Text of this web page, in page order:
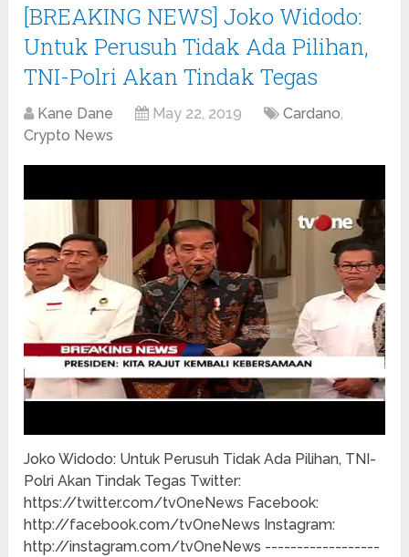
[BREAKING NEWS] Joko Widodo:
Untuk Perusuh Tidak Ada Pilihan,
TNI-Polri Akan Tindak Tegas
Kane Dane May 22, 2019 Cardano,
Crypto News
Joko Widodo: Untuk Perusuh Tidak Ada Pilihan, TNI-
Polri Akan Tindak Tegas Twitter:
https://twitter.com/tvOneNews Facebook:
http://facebook.com/tvOneNews Instagram:
http://instagram.com/tvOneNews ------------------